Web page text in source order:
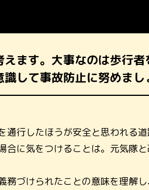
ます。大事なのは歩行者
して事故防止に努めまし
行したほうが安全と思われる
合に気をつけることは。元気隊
づけられたことの意味を理解